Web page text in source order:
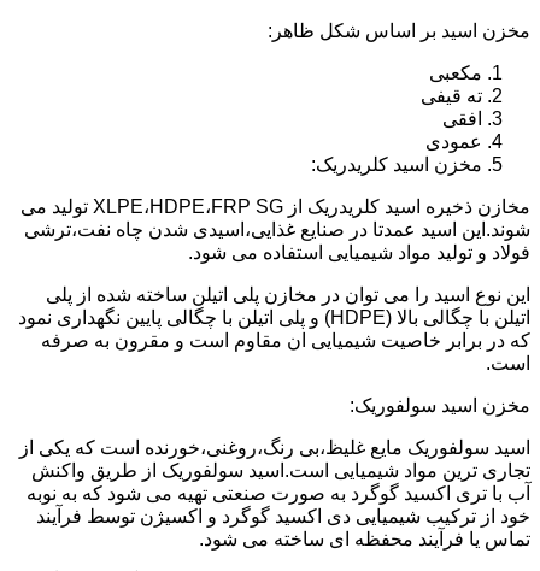
مخزن اسید بر اساس شکل ظاهر:
مکعبی
ته قیفی
افقی
عمودی
مخزن اسید کلریدریک:
مخازن ذخیره اسید کلریدریک از XLPE،HDPE،FRP SG تولید می
شوند.این اسید عمدتا در صنایع غذایی،اسیدی شدن چاه نفت،ترشی
فولاد و تولید مواد شیمیایی استفاده می شود.
این نوع اسید را می توان در مخازن پلی اتیلن ساخته شده از پلی
اتیلن با چگالی بالا (HDPE) و پلی اتیلن با چگالی پایین نگهداری نمود
که در برابر خاصیت شیمیایی ان مقاوم است و مقرون به صرفه
است.
مخزن اسید سولفوریک:
اسید سولفوریک مایع غلیظ،بی رنگ،روغنی،خورنده است که یکی از
تجاری ترین مواد شیمیایی است.اسید سولفوریک از طریق واکنش
آب با تری اکسید گوگرد به صورت صنعتی تهیه می شود که به نوبه
خود از ترکیب شیمیایی دی اکسید گوگرد و اکسیژن توسط فرآیند
تماس یا فرآیند محفظه ای ساخته می شود.